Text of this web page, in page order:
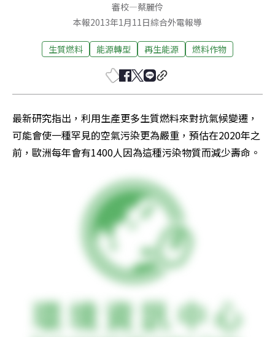
審校—蔡麗伶
本報2013年1月11日綜合外電報導
生質燃料 能源轉型 再生能源 燃料作物
最新研究指出，利用生產更多生質燃料來對抗氣候變遷，
可能會使一種罕見的空氣污染更為嚴重，預估在2020年之
前，歐洲每年會有1400人因為這種污染物質而減少壽命。